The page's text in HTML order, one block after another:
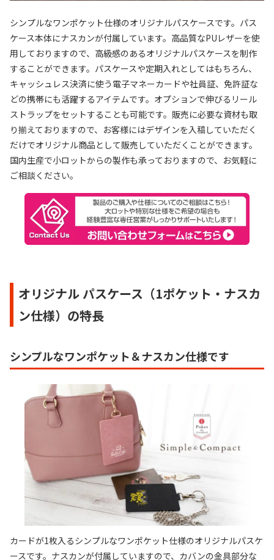
シンプルなワンポケット仕様のオリジナルパスケースです。パス
ケース本体にナスカンが付属しています。高品質なPUレザーを使
用しておりますので、高級感のあるオリジナルパスケースを制作
することができます。パスケースや定期入れとしてはもちろん、
キャッシュレス決済に使う電子マネーカードや社員証、免許証な
どの携帯にも活躍するアイテムです。オプションで伸びるリール
ストラップをセットすることも可能です。販売に必要な資材も取
り揃えておりますので、お客様にはデザインを入稿していただく
だけでオリジナル商品として販売していただくことができます。
国内生産で小ロットからの製作も承っておりますので、お気軽に
ご相談ください。
オリジナル パスケース（1ポケット・ナスカ
ン仕様）の特長
シンプルなワンポケット＆ナスカン仕様です
カードが1枚入るシンプルなワンポケット仕様のオリジナルパスケ
ースです。ナスカンが付属していますので、カバンの金具部分な